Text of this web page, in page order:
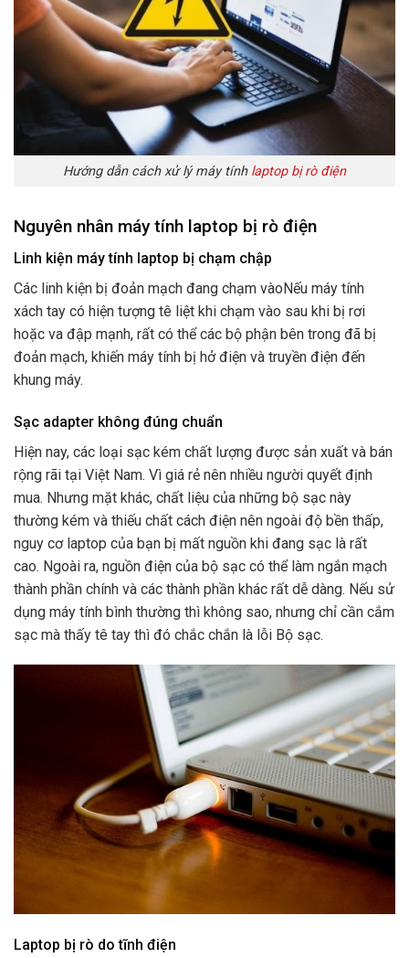
Hướng dẫn cách xử lý máy tính laptop bị rò điện
Nguyên nhân máy tính laptop bị rò điện
Linh kiện máy tính laptop bị chạm chập
Các linh kiện bị đoản mạch đang chạm vàoNếu máy tính
xách tay có hiện tượng tê liệt khi chạm vào sau khi bị rơi
hoặc va đập mạnh, rất có thể các bộ phận bên trong đã bị
đoản mạch, khiến máy tính bị hở điện và truyền điện đến
khung máy.
Sạc adapter không đúng chuẩn
Hiện nay, các loại sạc kém chất lượng được sản xuất và bán
rộng rãi tại Việt Nam. Vì giá rẻ nên nhiều người quyết định
mua. Nhưng mặt khác, chất liệu của những bộ sạc này
thường kém và thiếu chất cách điện nên ngoài độ bền thấp,
nguy cơ laptop của bạn bị mất nguồn khi đang sạc là rất
cao. Ngoài ra, nguồn điện của bộ sạc có thể làm ngắn mạch
thành phần chính và các thành phần khác rất dễ dàng. Nếu sử
dụng máy tính bình thường thì không sao, nhưng chỉ cần cắm
sạc mà thấy tê tay thì đó chắc chắn là lỗi Bộ sạc.
Laptop bị rò do tĩnh điện